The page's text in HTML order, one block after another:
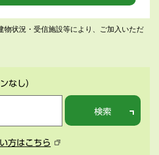
物状況・受信施設等により、ご加入いただ
なし）
検索
方はこちら